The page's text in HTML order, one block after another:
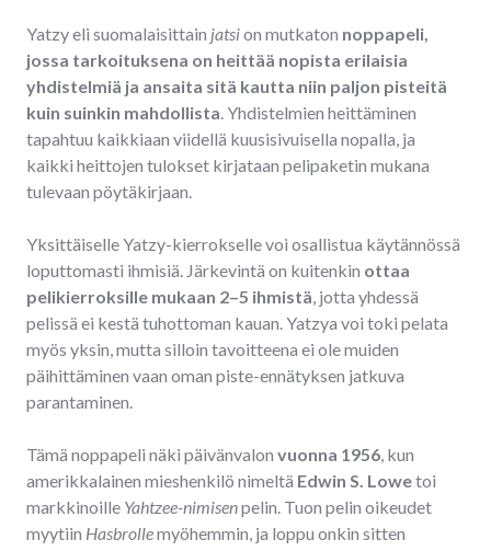
Yatzy eli suomalaisittain jatsion mutkaton noppapeli,
jossa tarkoituksena on heittää nopista erilaisia
yhdistelmiä ja ansaita sitä kautta niin paljon pisteitä
kuin suinkin mahdollista. Yhdistelmien heittäminen
tapahtuu kaikkiaan viidellä kuusisivuisella nopalla, ja
kaikki heittojen tulokset kirjataan pelipaketin mukana
tulevaan pöytäkirjaan.
Yksittäiselle Yatzy-kierrokselle voi osallistua käytännössä
loputtomasti ihmisiä. Järkevintä on kuitenkin ottaa
pelikierroksille mukaan 2–5 ihmistä, jotta yhdessä
pelissä ei kestä tuhottoman kauan. Yatzya voi toki pelata
myös yksin, mutta silloin tavoitteena ei ole muiden
päihittäminen vaan oman piste-ennätyksen jatkuva
parantaminen.
Tämä noppapeli näki päivänvalon vuonna 1956, kun
amerikkalainen mieshenkilö nimeltä Edwin S. Lowetoi
markkinoille Yahtzee-nimisenpelin. Tuon pelin oikeudet
myytiin Hasbrollemyöhemmin, ja loppu onkin sitten